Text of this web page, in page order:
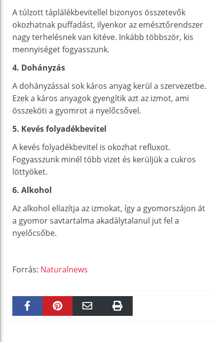
A túlzott táplálékbevitellel bizonyos összetevők
okozhatnak puffadást, ilyenkor az emésztőrendszer
nagy terhelésnek van kitéve. Inkább többször, kis
mennyiséget fogyasszunk.
4. Dohányzás
A dohányzással sok káros anyag kerül a szervezetbe.
Ezek a káros anyagok gyengítik azt az izmot, ami
összeköti a gyomrot a nyelőcsővel.
5. Kevés folyadékbevitel
A kevés folyadékbevitel is okozhat refluxot.
Fogyasszunk minél több vizet és kerüljük a cukros
löttyöket.
6. Alkohol
Az alkohol ellazítja az izmokat, így a gyomorszájon át
a gyomor savtartalma akadálytalanul jut fel a
nyelőcsőbe.
Forrás: Naturalnews